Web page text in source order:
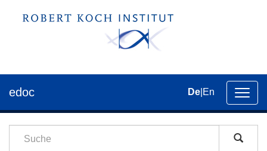
der
edoc De En